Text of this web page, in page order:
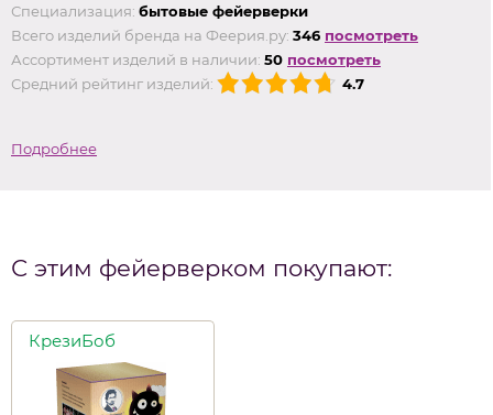
Специализация: бытовые фейерверки
Всего изделий бренда на Феерия.ру: 346 посмотреть
Ассортимент изделий в наличии: 50 посмотреть
Средний рейтинг изделий:
4.7
Подробнее
С этим фейерверком покупают:
КрезиБоб